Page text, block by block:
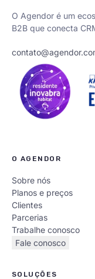
O Agendor é um
B2B que conecta
O AGENDOR
Sobre nós
Planos e preços
Clientes
Parcerias
Trabalhe conosco
Fale conosco
SOLUÇÕES